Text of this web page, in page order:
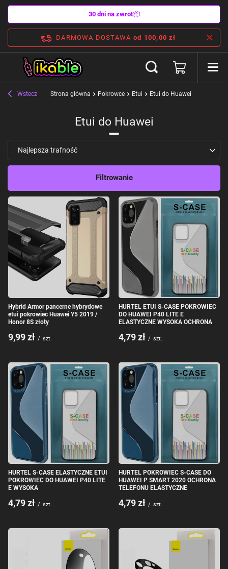
30 dni na zwrot📦
DARMOWA DOSTAWA od 100,00 zł
Wstecz Strona główna Pokrowce Etui Etui do Huawei
Etui do Huawei
Zmień sortowanie
Najlepsza trafność
Filtrowanie
Hybrid Armor pancerne hybrydowe
etui pokrowiec Huawei Y5 2019 /
Honor 8S złoty
9,99 zł / szt.
HURTEL ETUI S-CASE POKROWIEC
DO HUAWEI P40 LITE E
ELASTYCZNE WYSOKA OCHRONA
4,79 zł / szt.
HURTEL S-CASE ELASTYCZNE ETUI
POKROWIEC DO HUAWEI P40 LITE
E WYSOKA
4,79 zł / szt.
HURTEL POKROWIEC S-CASE DO
HUAWEI P SMART 2020 OCHRONA
TELEFONU ELASTYCZNE
4,79 zł / szt.